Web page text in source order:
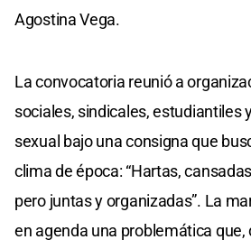
Agostina Vega.
La convocatoria reunió a
sociales, sindicales, estudiantiles
sexual bajo una consigna que
clima de época: “Hartas,
pero juntas y organizadas”. La
en agenda una problemática que,